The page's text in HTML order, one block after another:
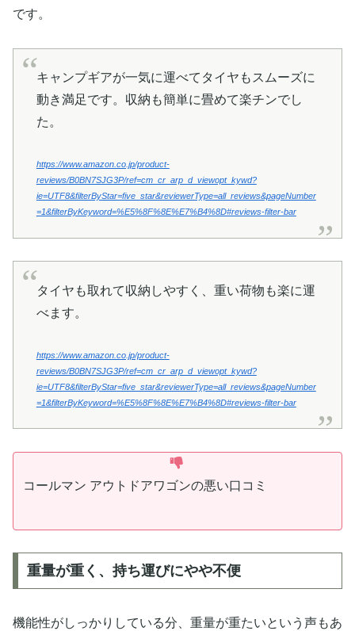
です。
キャンプギアが一気に運べてタイヤもスムーズに
動き満足です。収納も簡単に畳めて楽チンでし
た。
https://www.amazon.co.jp/product-
reviews/B0BN7SJG3P/ref=cm_cr_arp_d_viewopt_kywd?
ie=UTF8&filterByStar=five_star&reviewerType=all_reviews&pageNumber
=1&filterByKeyword=%E5%8F%8E%E7%B4%8D#reviews-filter-bar
タイヤも取れて収納しやすく、重い荷物も楽に運
べます。
https://www.amazon.co.jp/product-
reviews/B0BN7SJG3P/ref=cm_cr_arp_d_viewopt_kywd?
ie=UTF8&filterByStar=five_star&reviewerType=all_reviews&pageNumber
=1&filterByKeyword=%E5%8F%8E%E7%B4%8D#reviews-filter-bar
コールマン アウトドアワゴンの悪い口コミ
重量が重く、持ち運びにやや不便
機能性がしっかりしている分、重量が重たいという声もあ